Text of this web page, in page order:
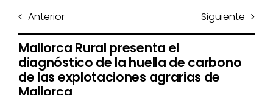
Quiénes somos
Proyectos
Anterior Siguiente
Mallorca Rural presenta el
diagnóstico de la huella de carbono
de las explotaciones agrarias de